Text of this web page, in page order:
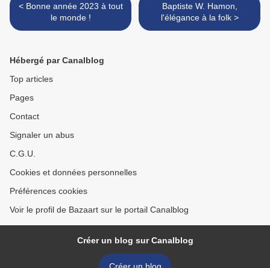
< Bonne année 2023 à tout
le monde !
Baptiste W. Hamon,
l'élégance à la folk >
Hébergé par Canalblog
Top articles
Pages
Contact
Signaler un abus
C.G.U.
Cookies et données personnelles
Préférences cookies
Voir le profil de Bazaart sur le portail Canalblog
Créer un blog sur Canalblog